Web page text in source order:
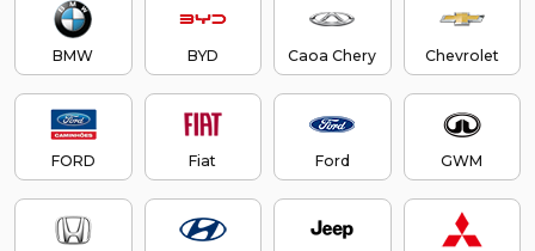
BMW BYD Caoa Chery Chevrolet
FORD Fiat Ford GWM